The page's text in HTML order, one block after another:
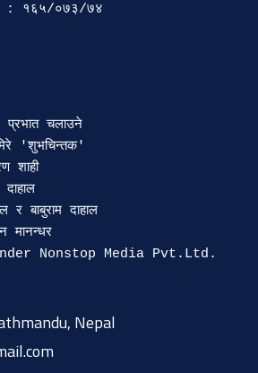
नं. : १६५/०७३/७४
प्रभात चलाउने
'शुभचिन्तक'
शाही
बाबुराम दाहाल
मानन्धर
Nepal